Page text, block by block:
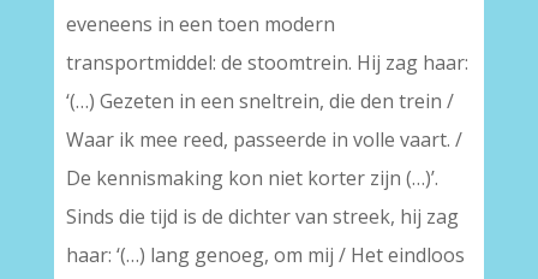
eveneens in een toen modern
transportmiddel: de stoomtrein. Hij zag haar:
‘(…) Gezeten in een sneltrein, die den trein /
Waar ik mee reed, passeerde in volle vaart. /
De kennismaking kon niet korter zijn (…)’.
Sinds die tijd is de dichter van streek, hij zag
haar: ‘(…) lang genoeg, om mij / Het eindloos